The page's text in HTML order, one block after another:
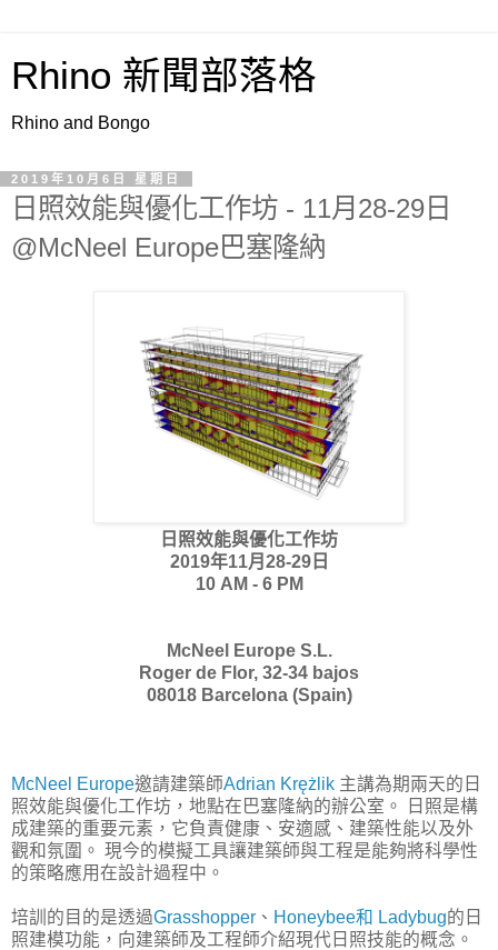
Rhino 新聞部落格
Rhino and Bongo
2019年10月6日 星期日
日照效能與優化工作坊 - 11月28-29日
@McNeel Europe巴塞隆納
日照效能與優化工作坊
2019年11月28-29日
10 AM - 6 PM
McNeel Europe S.L.
Roger de Flor, 32-34 bajos
08018 Barcelona (Spain)
McNeel Europe邀請建築師Adrian Krężlik 主講為期兩天的日
照效能與優化工作坊，地點在巴塞隆納的辦公室。 日照是構
成建築的重要元素，它負責健康、安適感、建築性能以及外
觀和氛圍。 現今的模擬工具讓建築師與工程是能夠將科學性
的策略應用在設計過程中。
培訓的目的是透過Grasshopper 、 Honeybee和 Ladybug的日
照建模功能，向建築師及工程師介紹現代日照技能的概念。